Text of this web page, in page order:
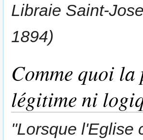
Libraie Saint-
1894)
Comme quoi la
légitime ni
"Lorsque l'Eglise